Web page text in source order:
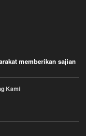
memberikan sajian
Kami